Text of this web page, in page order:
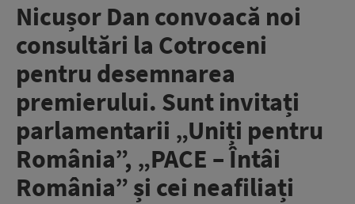
Nicușor Dan convoacă noi
consultări la Cotroceni
pentru desemnarea
premierului. Sunt invitați
parlamentarii „Uniți pentru
România”, „PACE – Întâi
România” și cei neafiliați